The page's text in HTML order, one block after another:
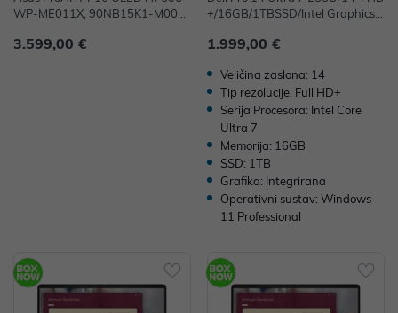
WP-ME011X, 90NB15K1-M000
yzen AI 9 HX 370, 64GB RAM, 2x
3.599,00 €
+/16GB/1TBSSD/Intel Graphics/F
1.999,00 €
Veličina zaslona: 14
Tip rezolucije: Full HD+
Serija Procesora: Intel Core
Ultra 7
Memorija: 16GB
SSD: 1TB
Grafika: Integrirana
Operativni sustav: Windows
11 Professional